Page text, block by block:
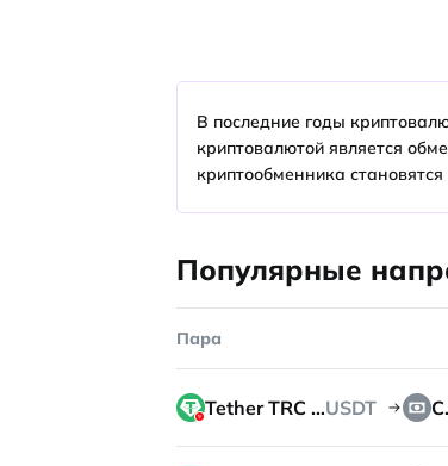
В последние годы
криптовалютой является
криптообменника
Популярные
Пара
Tether TRC 20USDT